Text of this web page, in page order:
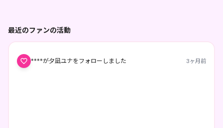
最近のファンの活動
****が夕凪ユナをフォローしました 3ヶ月前